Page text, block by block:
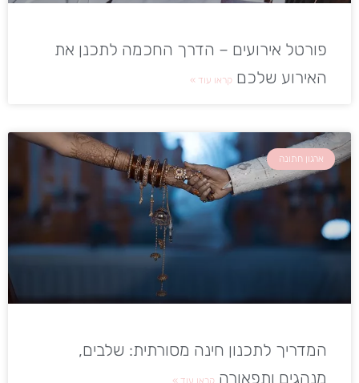
פורטל אירועים – הדרך החכמה לתכנן את
האירוע שלכם קראו עוד »
ארגון חתונה
המדריך לתכנון חינה מסורתית: שלבים,
מנהגים ותפאורה